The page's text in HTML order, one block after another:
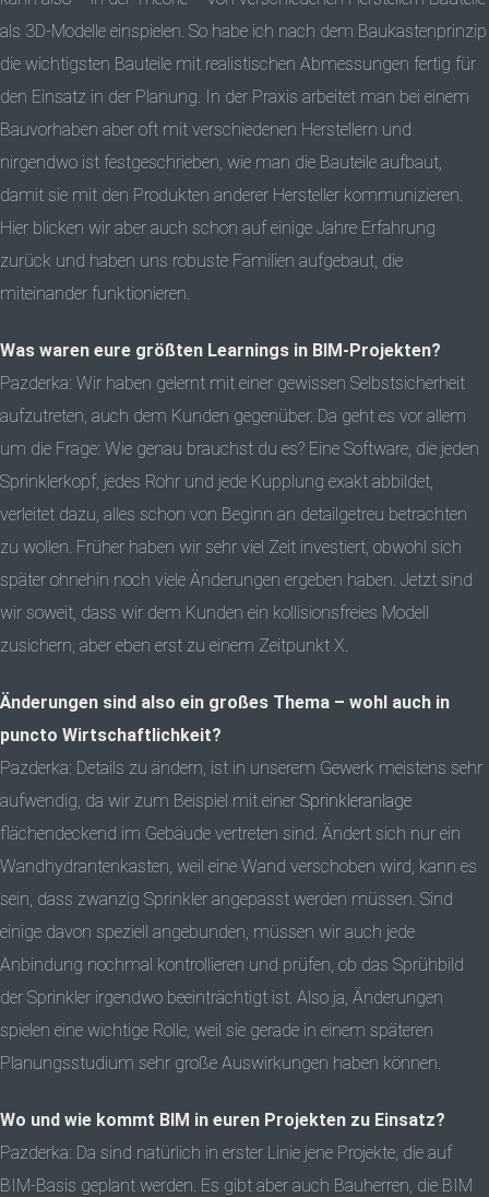
als 3D-Modelle einspielen. So habe ich nach dem Baukastenprinzip
die wichtigsten Bauteile mit realistischen Abmessungen fertig für
den Einsatz in der Planung. In der Praxis arbeitet man bei einem
Bauvorhaben aber oft mit verschiedenen Herstellern und
nirgendwo ist festgeschrieben, wie man die Bauteile aufbaut,
damit sie mit den Produkten anderer Hersteller kommunizieren.
Hier blicken wir aber auch schon auf einige Jahre Erfahrung
zurück und haben uns robuste Familien aufgebaut, die
miteinander funktionieren.
Was waren eure größten Learnings in BIM-Projekten?
Pazderka: Wir haben gelernt mit einer gewissen Selbstsicherheit
aufzutreten, auch dem Kunden gegenüber. Da geht es vor allem
um die Frage: Wie genau brauchst du es? Eine Software, die jeden
Sprinklerkopf, jedes Rohr und jede Kupplung exakt abbildet,
verleitet dazu, alles schon von Beginn an detailgetreu betrachten
zu wollen. Früher haben wir sehr viel Zeit investiert, obwohl sich
später ohnehin noch viele Änderungen ergeben haben. Jetzt sind
wir soweit, dass wir dem Kunden ein kollisionsfreies Modell
zusichern, aber eben erst zu einem Zeitpunkt X.
Änderungen sind also ein großes Thema – wohl auch in
puncto Wirtschaftlichkeit?
Pazderka: Details zu ändern, ist in unserem Gewerk meistens sehr
aufwendig, da wir zum Beispiel mit einer Sprinkleranlage
flächendeckend im Gebäude vertreten sind. Ändert sich nur ein
Wandhydrantenkasten, weil eine Wand verschoben wird, kann es
sein, dass zwanzig Sprinkler angepasst werden müssen. Sind
einige davon speziell angebunden, müssen wir auch jede
Anbindung nochmal kontrollieren und prüfen, ob das Sprühbild
der Sprinkler irgendwo beeinträchtigt ist. Also ja, Änderungen
spielen eine wichtige Rolle, weil sie gerade in einem späteren
Planungsstudium sehr große Auswirkungen haben können.
Wo und wie kommt BIM in euren Projekten zu Einsatz?
Pazderka: Da sind natürlich in erster Linie jene Projekte, die auf
BIM-Basis geplant werden. Es gibt aber auch Bauherren, die BIM